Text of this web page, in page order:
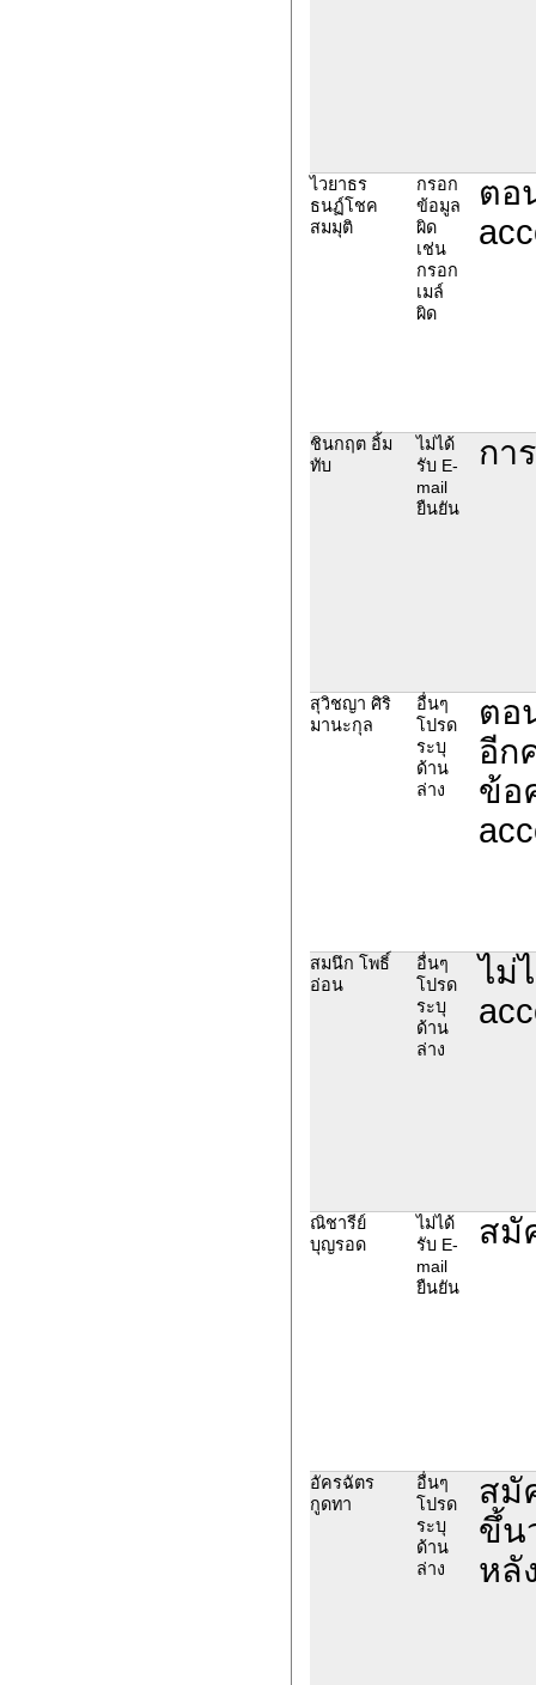
ไวยาธร
ธนฏ์โชค
สมมุติ
กรอก
ข้อมูล
ผิด
เช่น
กรอก
เมล์
ผิด
ตอ
ชินกฤต อิ้ม
ทับ
ไม่ได้
รับ E-
mail
ยืนยัน
กา
สุวิชญา ศิริ
มานะกุล
อื่นๆ
โปรด
ระบุ
ด้าน
ล่าง
ตอ
อีก
ข้อ
สมนึก โพธิ์
อ่อน
อื่นๆ
โปรด
ระบุ
ด้าน
ล่าง
ไม่
ณิชารีย์
บุญรอด
ไม่ได้
รับ E-
mail
ยืนยัน
สมั
อัครฉัตร
กูดทา
อื่นๆ
โปรด
ระบุ
ด้าน
ล่าง
สมั
ขึ้น
หลั